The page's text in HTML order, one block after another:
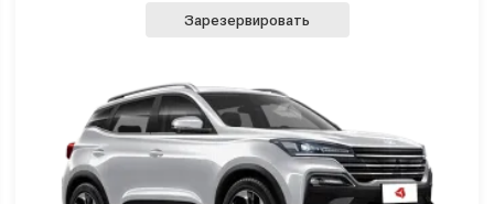
Зарезервировать